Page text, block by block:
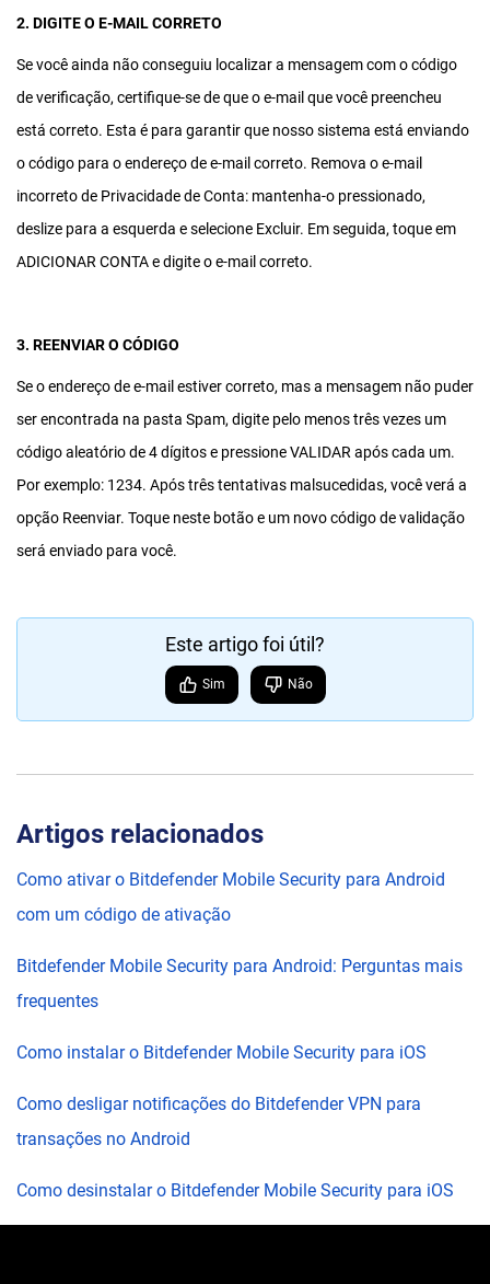
2. DIGITE O E-MAIL CORRETO
Se você ainda não conseguiu localizar a mensagem com o código
de verificação, certifique-se de que o e-mail que você preencheu
está correto. Esta é para garantir que nosso sistema está enviando
o código para o endereço de e-mail correto. Remova o e-mail
incorreto de Privacidade de Conta: mantenha-o pressionado,
deslize para a esquerda e selecione Excluir. Em seguida, toque em
ADICIONAR CONTA e digite o e-mail correto.
3. REENVIAR O CÓDIGO
Se o endereço de e-mail estiver correto, mas a mensagem não puder
ser encontrada na pasta Spam, digite pelo menos três vezes um
código aleatório de 4 dígitos e pressione VALIDAR após cada um.
Por exemplo: 1234. Após três tentativas malsucedidas, você verá a
opção Reenviar. Toque neste botão e um novo código de validação
será enviado para você.
Este artigo foi útil?
Sim Não
Artigos relacionados
Como ativar o Bitdefender Mobile Security para Android
com um código de ativação
Bitdefender Mobile Security para Android: Perguntas mais
frequentes
Como instalar o Bitdefender Mobile Security para iOS
Como desligar notificações do Bitdefender VPN para
transações no Android
Como desinstalar o Bitdefender Mobile Security para iOS